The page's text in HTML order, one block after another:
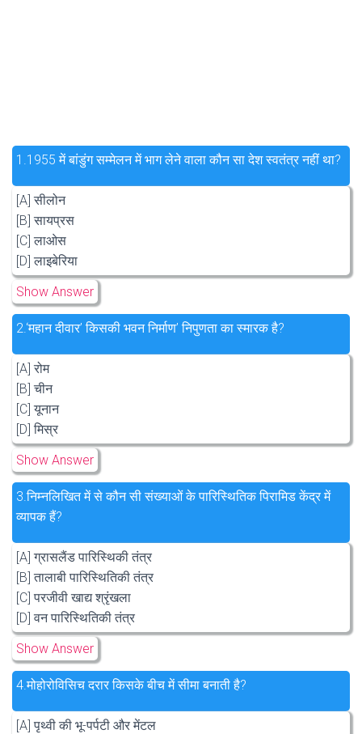
1.1955 में बांडुंग सम्मेलन में भाग लेने वाला कौन सा देश स्वतंत्र नहीं था?
[A] सीलोन
[B] सायप्रस
[C] लाओस
[D] लाइबेरिया
Show Answer
2.‘महान दीवार’ किसकी भवन निर्माण’ निपुणता का स्मारक है?
[A] रोम
[B] चीन
[C] यूनान
[D] मिस्र
Show Answer
3.निम्नलिखित में से कौन सी संख्याओं के पारिस्थितिक पिरामिड केंद्र में
व्यापक हैं?
[A] ग्रासलैंड पारिस्थिकी तंत्र
[B] तालाबी पारिस्थितिकी तंत्र
[C] परजीवी खाद्य श्रृंखला
[D] वन पारिस्थितिकी तंत्र
Show Answer
4.मोहोरोविसिच दरार किसके बीच में सीमा बनाती है?
[A] पृथ्वी की भू-पर्पटी और मेंटल